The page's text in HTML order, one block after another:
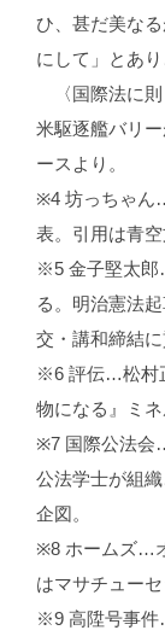
ひ、甚だ美な
にして」とあ
〈国際法に則
米駆逐艦バリ
ースより。
※4 坊っちゃん
表。引用は青空
※5 金子堅太郎
る。明治憲法
交・講和締結
※6 評伝…松村
物になる』ミ
※7 国際公法会
公法学士が組
企図。
※8 ホームズ…
はマサチューセ
※9 高陞号事件